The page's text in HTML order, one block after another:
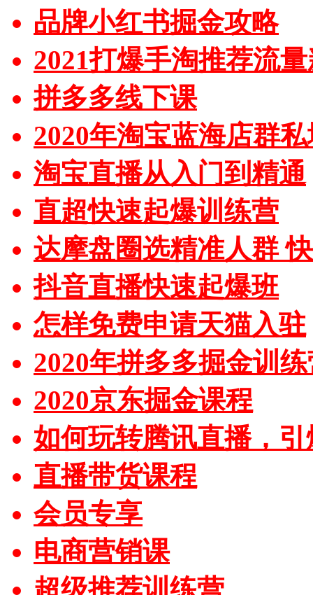
品牌小红书掘金攻略
2021打爆手淘推荐流
拼多多线下课
2020年淘宝蓝海店群
淘宝直播从入门到精通
直超快速起爆训练营
达摩盘圈选精准人群
抖音直播快速起爆班
怎样免费申请天猫入驻
2020年拼多多掘金训
2020京东掘金课程
如何玩转腾讯直播，
直播带货课程
会员专享
电商营销课
超级推荐训练营